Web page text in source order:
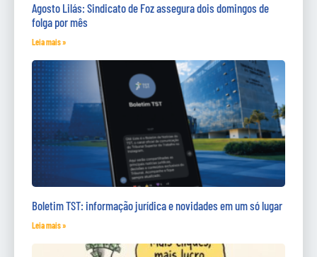
Agosto Lilás: Sindicato de Foz assegura dois domingos de
folga por mês
Leia mais »
Boletim TST: informação jurídica e novidades em um só lugar
Leia mais »